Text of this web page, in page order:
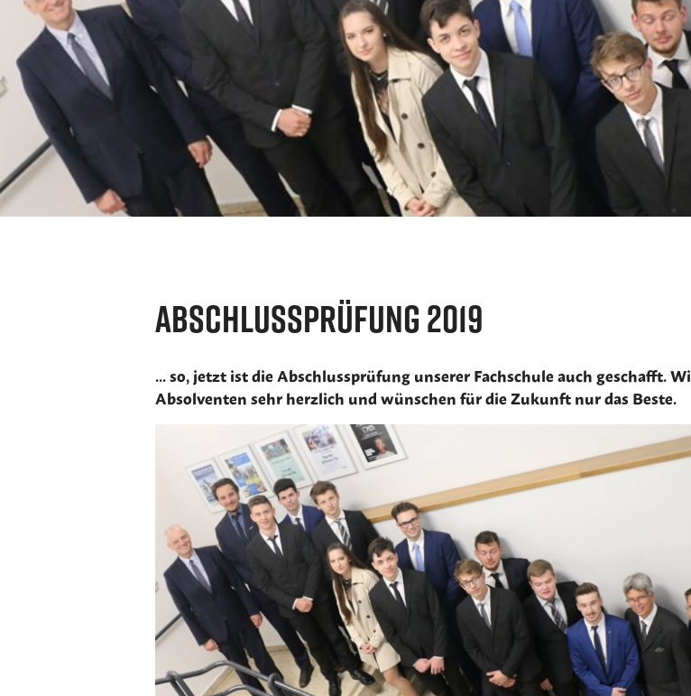
Abschlussprüfung 2019
... so, jetzt ist die Abschlussprüfung unserer Fachschule auch geschafft.
Absolventen sehr herzlich und wünschen für die Zukunft nur das Beste.